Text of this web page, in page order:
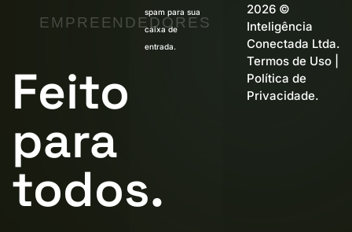
Feito
para
todos.
EMPREENDEDORES
spam para sua
caixa de
entrada.
2026 ©
Inteligência
Conectada Ltda.
Termos de Uso|
Política de
Privacidade.